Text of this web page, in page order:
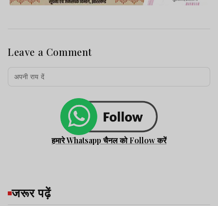
Leave a Comment
हमारे Whatsapp चैनल को Follow करें
जरूर पढ़ें